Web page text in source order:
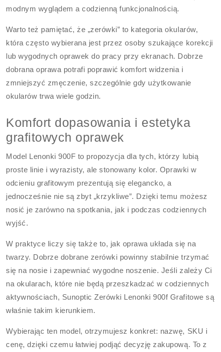
modnym wyglądem a codzienną funkcjonalnością.
Warto też pamiętać, że „zerówki” to kategoria okularów,
która często wybierana jest przez osoby szukające korekcji
lub wygodnych oprawek do pracy przy ekranach. Dobrze
dobrana oprawa potrafi poprawić komfort widzenia i
zmniejszyć zmęczenie, szczególnie gdy użytkowanie
okularów trwa wiele godzin.
Komfort dopasowania i estetyka
grafitowych oprawek
Model Lenonki 900F to propozycja dla tych, którzy lubią
proste linie i wyrazisty, ale stonowany kolor. Oprawki w
odcieniu grafitowym prezentują się elegancko, a
jednocześnie nie są zbyt „krzykliwe”. Dzięki temu możesz
nosić je zarówno na spotkania, jak i podczas codziennych
wyjść.
W praktyce liczy się także to, jak oprawa układa się na
twarzy. Dobrze dobrane zerówki powinny stabilnie trzymać
się na nosie i zapewniać wygodne noszenie. Jeśli zależy Ci
na okularach, które nie będą przeszkadzać w codziennych
aktywnościach, Sunoptic Zerówki Lenonki 900f Grafitowe są
właśnie takim kierunkiem.
Wybierając ten model, otrzymujesz konkret: nazwę, SKU i
cenę, dzięki czemu łatwiej podjąć decyzję zakupową. To z